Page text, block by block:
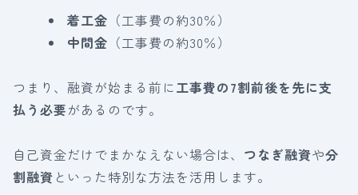
着工金 （工事費の約30％）
中間金 （工事費の約30％）
つまり、融資が始まる前に工事費の7割前後を先に支
払う必要があるのです。
自己資金だけでまかなえない場合は、 つなぎ融資や分
割融資 といった特別な方法を活用します。